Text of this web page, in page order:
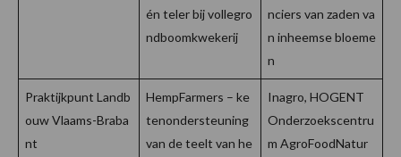
én teler bij vollegro
ndboomkwekerij
nciers van zaden va
n inheemse bloeme
n
Praktijkpunt Landb
ouw Vlaams-Braba
nt
HempFarmers – ke
tenondersteuning
van de teelt van he
Inagro, HOGENT
Onderzoekscentru
m AgroFoodNatur